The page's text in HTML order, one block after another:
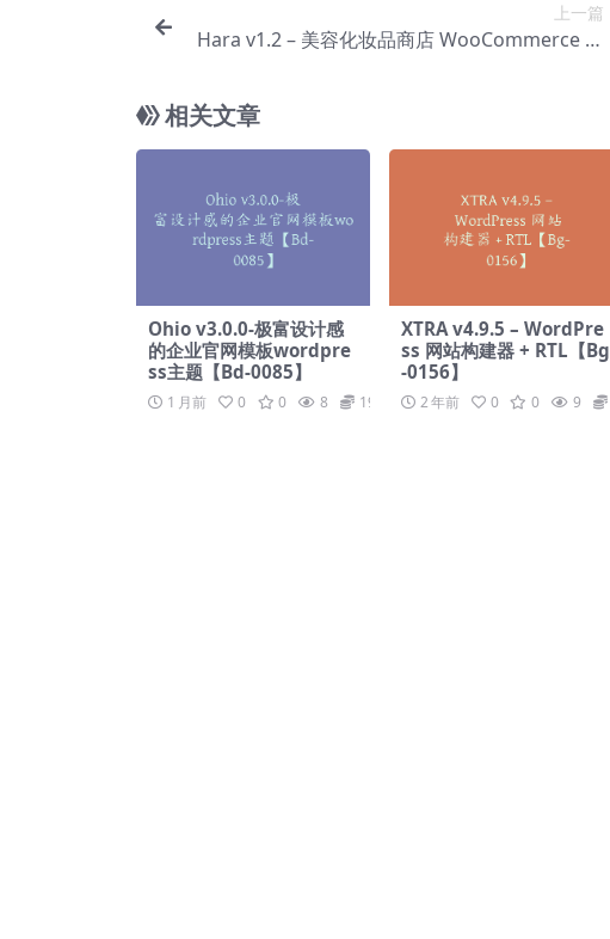
上一篇
Hara v1.2 – 美容化妆品商店 WooCommerce 主
相关文章
Ohio v3.0.0-极富设计感
的企业官网模板wordpre
ss主题【Bd-0085】
1 月前 0 0 8 19.9
XTRA v4.9.5 – WordPre
ss 网站构建器 + RTL【Bg
-0156】
2 年前 0 0 9